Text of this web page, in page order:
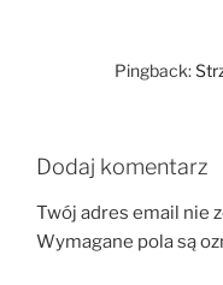
Pingback:
Dodaj komentarz
Twój adres email nie
Wymagane pola są